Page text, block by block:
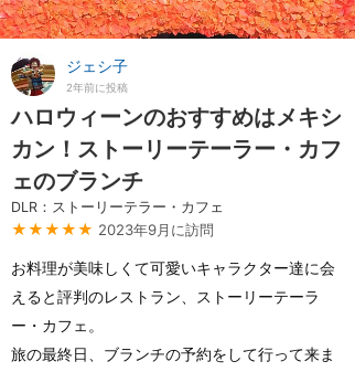
ジェシ子
2年前に投稿
ハロウィーンのおすすめはメキシ
カン！ストーリーテーラー・カフ
ェのブランチ
DLR：ストーリーテラー・カフェ
★★★★★ 2023年9月に訪問
お料理が美味しくて可愛いキャラクター達に会
えると評判のレストラン、ストーリーテーラ
ー・カフェ。
旅の最終日、ブランチの予約をして行って来ま